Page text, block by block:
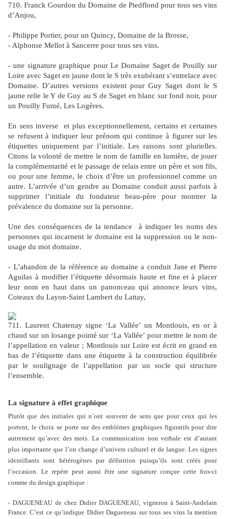
710. Franck Gourdon du Domaine de Piedflond pour tous ses vins
d’Anjou,
- Philippe Portier, pour un Quincy, Domaine de la Brosse,
- Alphonse Mellot à Sancerre pour tous ses vins.
- une signature graphique pour Le Domaine Saget de Pouilly sur
Loire avec Saget en jaune dont le S très exubérant s’entrelace avec
Domaine. D’autres versions existent pour Guy Saget dont le S
jaune relie le Y de Guy au S de Saget en blanc sur fond noir, pour
un Pouilly Fumé, Les Logères.
En sens inverse
et plus exceptionnellement, certains et certaines
se refusent à indiquer leur prénom qui continue à figurer sur les
étiquettes uniquement par l’initiale. Les raisons sont plurielles.
Citons la volonté de mettre le nom de famille en lumière, de jouer
la complémentarité et le passage de relais entre un père et son fils,
ou pour une femme, le choix d’être un professionnel comme un
autre. L’arrivée d’un gendre au Domaine conduit aussi parfois à
supprimer l’initiale du fondateur beau-père pour montrer la
prévalence du domaine sur la personne.
Une des conséquences de la tendance
à indiquer les noms des
personnes qui incarnent le domaine est la suppression ou le non-
usage du mot domaine.
- L’abandon de la référence au domaine a conduit Jane et Pierre
Aguilas à modifier l’étiquette désormais haute et fine et à placer
leur nom en haut dans un panonceau qui annonce leurs vins,
Coteaux du Layon-Saint Lambert du Lattay,
711. Laurent Chatenay signe ‘La Vallée’ un Montlouis, en or à
chaud sur un losange pointé sur ‘La Vallée’ pour mettre le nom de
l’appellation en valeur ; Montlouis sur Loire est écrit en grand en
bas de l’étiquette dans une étiquette à la construction équilibrée
par le soulignage de l’appellation par un socle qui structure
l’ensemble.
La signature à effet graphique
Plutôt que des initiales qui n’ont souvent de sens que pour ceux qui les
portent, le choix se porte sur des emblèmes graphiques figuratifs pour dire
autrement qu’avec des mots. La communication non verbale est d’autant
plus importante que l’on change d’univers culturel et de langue. Les signes
identifiants sont hétérogènes par définition puisqu’ils sont créés pour
l’occasion. Le repère peut aussi être une signature conçue cette fois-ci
comme du design graphique :
- DAGUENEAU de chez Didier DAGUENEAU, vigneron à Saint-Andelain
France. C’est ce qu’indique Didier Dagueneau sur tous ses vins la mention